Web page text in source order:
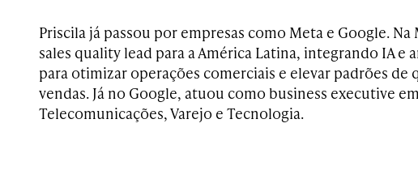
Priscila já passou por empresas como Meta e Google. Na
sales quality lead para a América Latina, integrando IA e
para otimizar operações comerciais e elevar padrões de
vendas. Já no Google, atuou como business executive
Telecomunicações, Varejo e Tecnologia.